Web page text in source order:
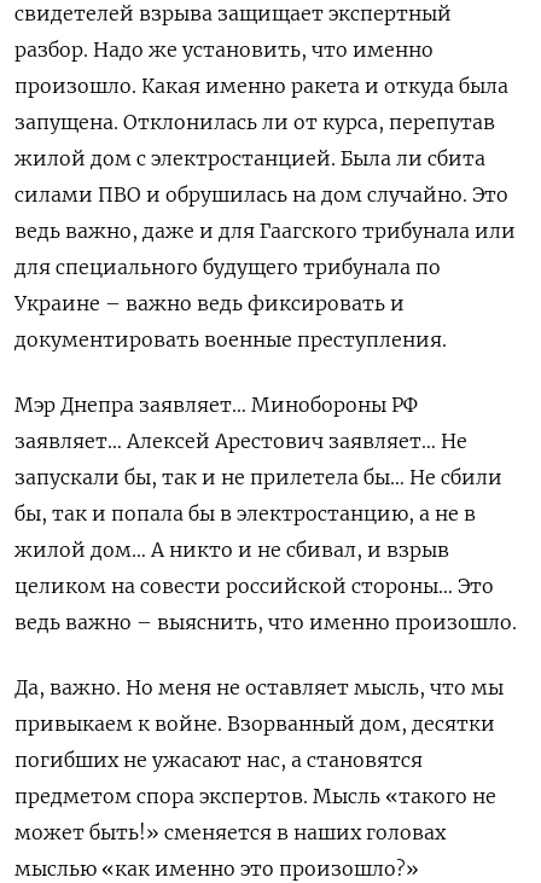
свидетелей взрыва защищает экспертный
разбор. Надо же установить, что именно
произошло. Какая именно ракета и откуда была
запущена. Отклонилась ли от курса, перепутав
жилой дом с электростанцией. Была ли сбита
силами ПВО и обрушилась на дом случайно. Это
ведь важно, даже и для Гаагского трибунала или
для специального будущего трибунала по
Украине – важно ведь фиксировать и
документировать военные преступления.
Мэр Днепра заявляет… Минобороны РФ
заявляет… Алексей Арестович заявляет… Не
запускали бы, так и не прилетела бы… Не сбили
бы, так и попала бы в электростанцию, а не в
жилой дом… А никто и не сбивал, и взрыв
целиком на совести российской стороны… Это
ведь важно – выяснить, что именно произошло.
Да, важно. Но меня не оставляет мысль, что мы
привыкаем к войне. Взорванный дом, десятки
погибших не ужасают нас, а становятся
предметом спора экспертов. Мысль «такого не
может быть!» сменяется в наших головах
мыслью «как именно это произошло?»